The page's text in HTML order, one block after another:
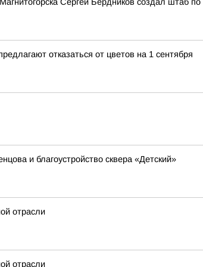
отказаться от цветов на 1 сентября
и благоустройство сквера «Детский»
отрасли
отрасли